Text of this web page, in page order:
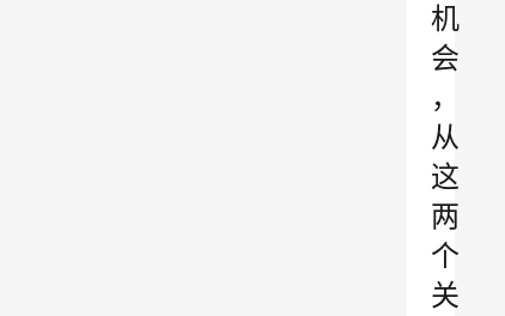
机
会
，
从
这
两
个
关